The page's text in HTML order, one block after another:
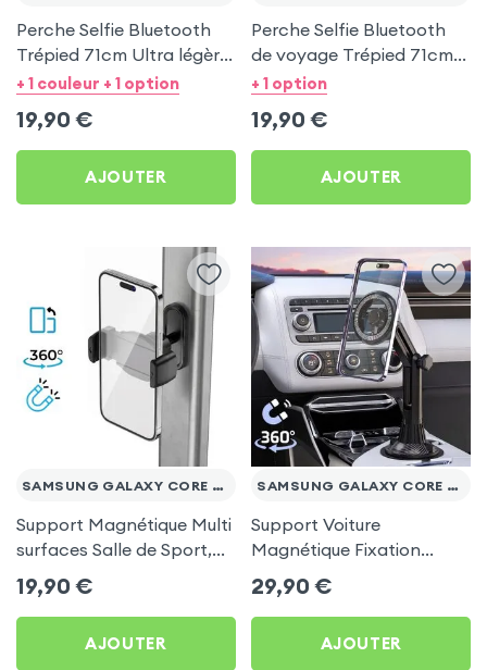
Perche Selfie Bluetooth
Trépied 71cm Ultra légère
Blanc pour Samsung
+ 1 couleur + 1 option
19,90 €
AJOUTER
Perche Selfie Bluetooth
de voyage Trépied 71cm -
Blanc pour Samsung
+ 1 option
19,90 €
AJOUTER
SAMSUNG GALAXY CORE PRIME VE
Support Magnétique Multi
surfaces Salle de Sport,
frigo pour Samsung
Galaxy Core Prime VE
19,90 €
AJOUTER
SAMSUNG GALAXY CORE PRIME VE
Support Voiture
Magnétique Fixation
Porte-gobelet pour
Samsung Galaxy Core
Prime VE
29,90 €
AJOUTER